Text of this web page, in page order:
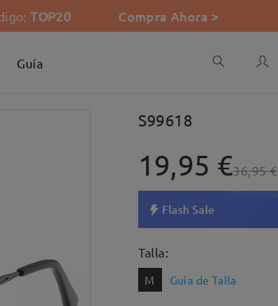
TOP20 Compra Ahora >
Guía
S99618
19,95 €36,95 €
Flash Sale
Talla:
M Guía de Talla